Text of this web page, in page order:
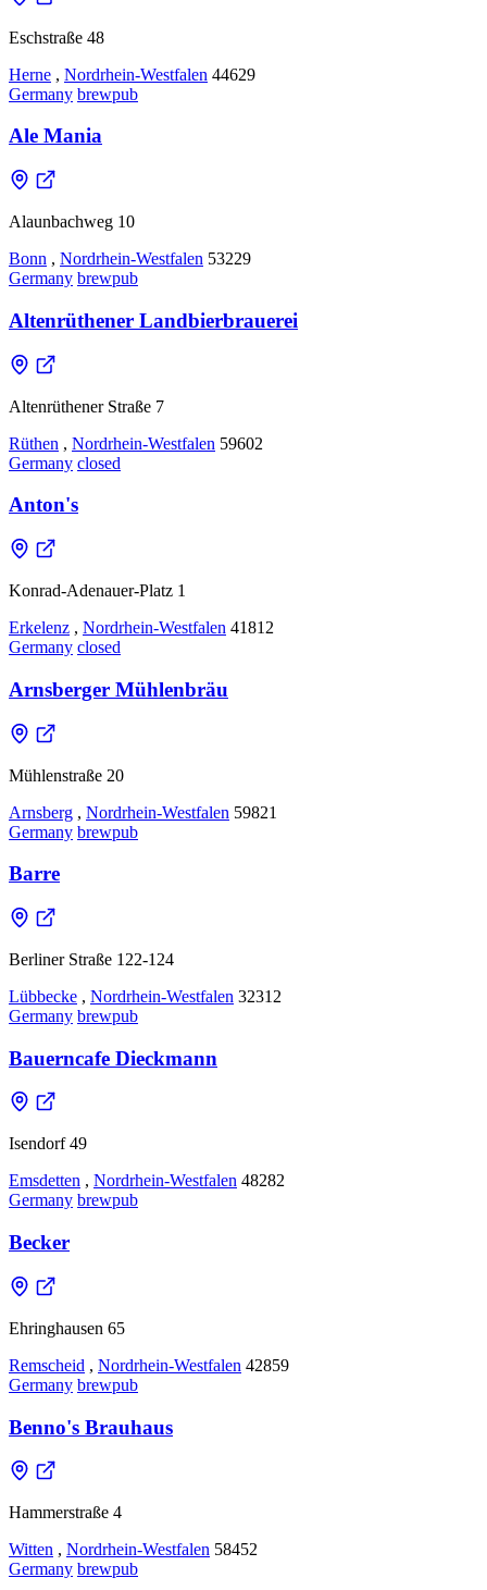
Eschstraße 48
Herne , Nordrhein-Westfalen 44629
Germany brewpub
Ale Mania
Alaunbachweg 10
Bonn , Nordrhein-Westfalen 53229
Germany brewpub
Altenrüthener Landbierbrauerei
Altenrüthener Straße 7
Rüthen , Nordrhein-Westfalen 59602
Germany closed
Anton's
Konrad-Adenauer-Platz 1
Erkelenz , Nordrhein-Westfalen 41812
Germany closed
Arnsberger Mühlenbräu
Mühlenstraße 20
Arnsberg , Nordrhein-Westfalen 59821
Germany brewpub
Barre
Berliner Straße 122-124
Lübbecke , Nordrhein-Westfalen 32312
Germany brewpub
Bauerncafe Dieckmann
Isendorf 49
Emsdetten , Nordrhein-Westfalen 48282
Germany brewpub
Becker
Ehringhausen 65
Remscheid , Nordrhein-Westfalen 42859
Germany brewpub
Benno's Brauhaus
Hammerstraße 4
Witten , Nordrhein-Westfalen 58452
Germany brewpub